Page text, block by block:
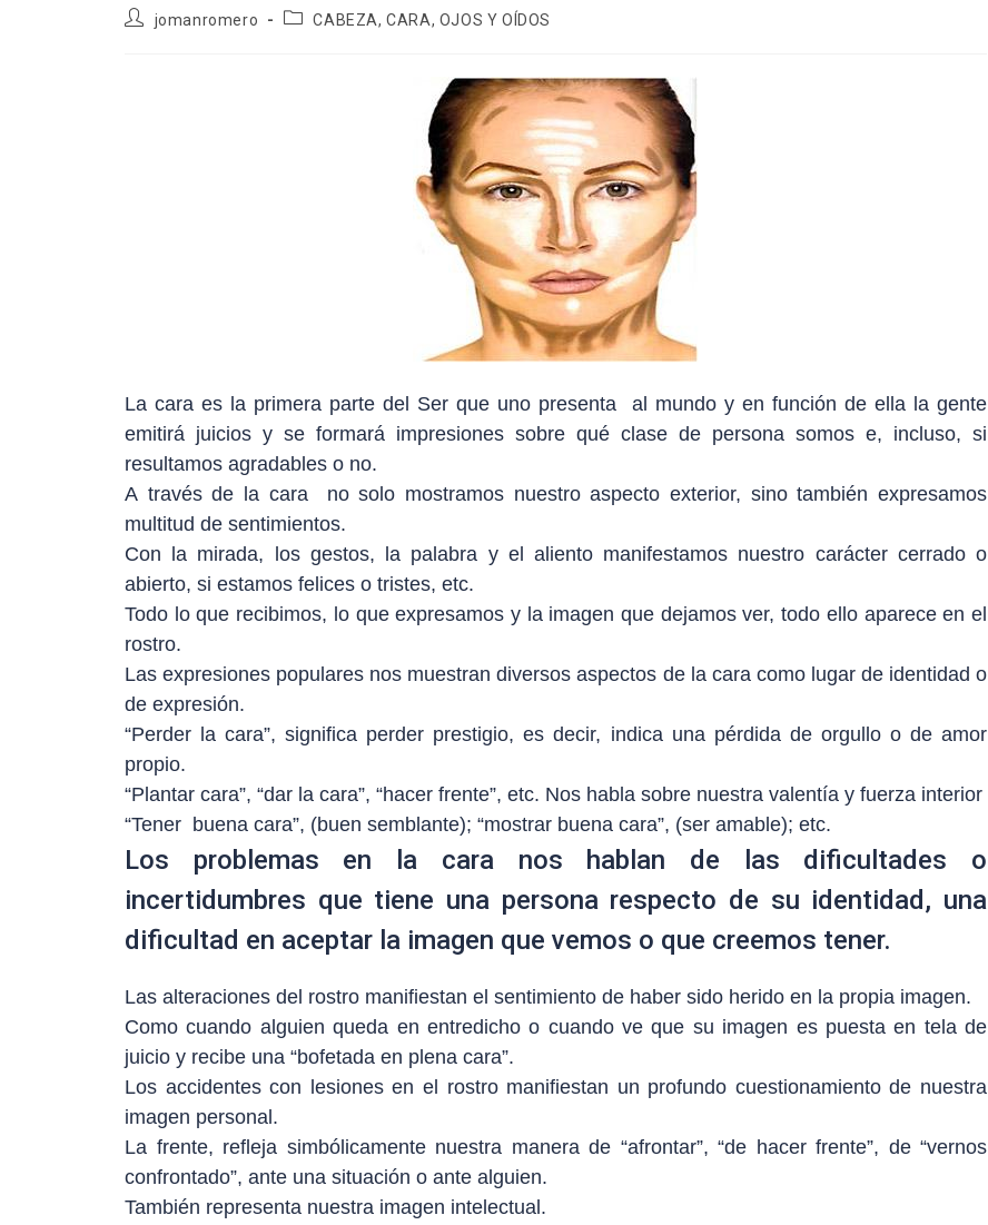
Autorjomanromero
Categoría
CABEZA, CARA, OJOS Y OÍDOS
La cara es la primera parte del Ser que uno presenta al mundo y en función de ella la gente
emitirá juicios y se formará impresiones sobre qué clase de persona somos e, incluso, si
resultamos agradables o no.
A través de la cara no solo mostramos nuestro aspecto exterior, sino también expresamos
multitud de sentimientos.
Con la mirada, los gestos, la palabra y el aliento manifestamos nuestro carácter cerrado o
abierto, si estamos felices o tristes, etc.
Todo lo que recibimos, lo que expresamos y la imagen que dejamos ver, todo ello aparece en el
rostro.
Las expresiones populares nos muestran diversos aspectos de la cara como lugar de identidad o
de expresión.
“Perder la cara”, significa perder prestigio, es decir, indica una pérdida de orgullo o de amor
propio.
“Plantar cara”, “dar la cara”, “hacer frente”, etc. Nos habla sobre nuestra valentía y fuerza interior
“Tener buena cara”, (buen semblante); “mostrar buena cara”, (ser amable); etc.
Los problemas en la cara nos hablan de las dificultades o
incertidumbres que tiene una persona respecto de su identidad, una
dificultad en aceptar la imagen que vemos o que creemos tener.
Las alteraciones del rostro manifiestan el sentimiento de haber sido herido en la propia imagen.
Como cuando alguien queda en entredicho o cuando ve que su imagen es puesta en tela de
juicio y recibe una “bofetada en plena cara”.
Los accidentes con lesiones en el rostro manifiestan un profundo cuestionamiento de nuestra
imagen personal.
La frente, refleja simbólicamente nuestra manera de “afrontar”, “de hacer frente”, de “vernos
confrontado”, ante una situación o ante alguien.
También representa nuestra imagen intelectual.